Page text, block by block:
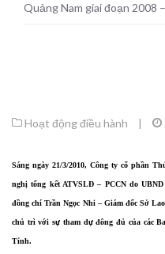
Quảng Nam giai đoạn 2008
Hoạt động điều hành |
Sáng ngày 21/3/2010, Công ty cổ phần
nghị tổng kết ATVSLĐ – PCCN do
đồng chí Trần Ngọc Nhi – Giám đốc Sở
chủ trì với sự tham dự đông đủ của các
Tỉnh.